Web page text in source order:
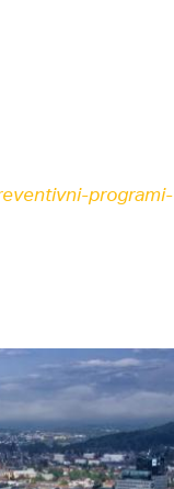
programi-